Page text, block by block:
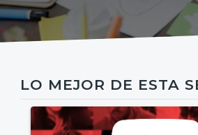
LO MEJOR DE ESTA